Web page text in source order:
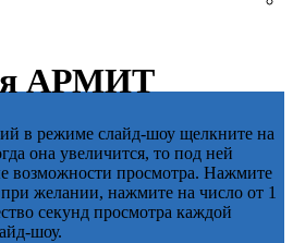
АРМИТ
в режиме слайд-шоу щелкните на
она увеличится, то под ней
возможности просмотра. Нажмите
желании, нажмите на число от 1
секунд просмотра каждой
шоу.